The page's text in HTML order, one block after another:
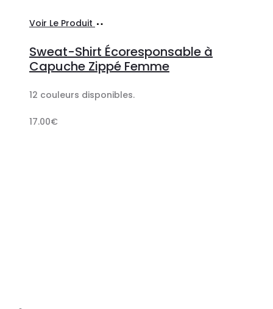
Voir Le Produit
panier
Sweat-Shirt Écoresponsable à
Capuche Zippé Femme
12 couleurs disponibles.
17.00€